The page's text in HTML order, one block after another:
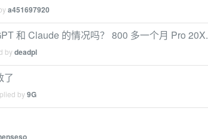
a451697920
和 Claude 的情况吗？ 800 多一个月 Pro 20X.
bydeadpl
了
by9G